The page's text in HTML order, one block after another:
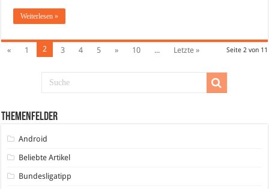
Weiterlesen »
Seite 2 von 11
« 1 2 3 4 5 » 10 ... Letzte »
Themenfelder
Android
Beliebte Artikel
Bundesligatipp